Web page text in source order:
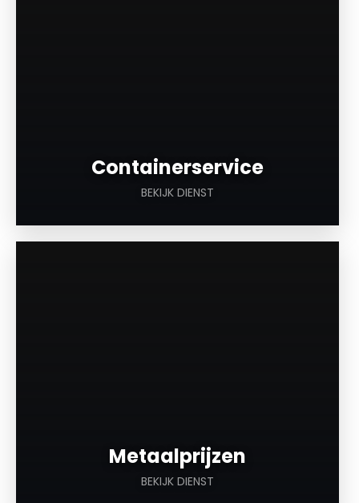
Containerservice
BEKIJK DIENST
Metaalprijzen
BEKIJK DIENST